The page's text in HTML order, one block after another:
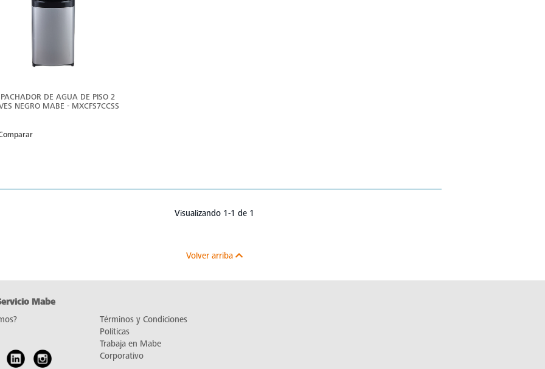
DE AGUA DE PISO 2
NEGRO MABE - MXCFS7CCSS
Visualizando 1-1 de 1
Volver arriba
Mabe
Términos y Condiciones
Políticas
Trabaja en Mabe
Corporativo